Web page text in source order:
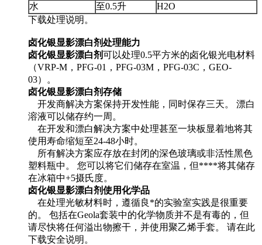
水
至0.5升
H2O
下载处理说明。
卤化银显影漂白剂处理能力
卤化银显影漂白剂可以处理0.5平方米的卤化银光电材料
（VRP-M，PFG-01，PFG-03M，PFG-03C，GEO-
03）。
卤化银显影漂白剂存储
开发商解决方案保持开发性能，同时保存三天。 漂白
溶液可以储存约一周。
在开发和漂白解决方案中处理甚至一块板显着地将其
使用寿命缩短至24-48小时。
所有解决方案应存放在封闭的深色玻璃或非活性黑色
塑料瓶中。 您可以将它们储存在室温，但****将其储存
在冰箱中+5摄氏度。
卤化银显影漂白剂使用化学品
在处理光敏材料时，遵循良*的实验室实践是很重要
的。 包括在Geola套装中的化学物质并不是有毒的，但
请尽快将任何溢出物擦干，并使用聚乙烯手套。 请在此
下载安全说明。